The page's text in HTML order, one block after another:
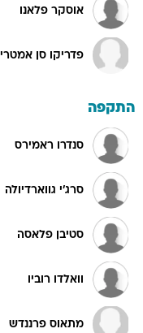
אוסקר פלאנו
פדריקו סן אמטריו
התקפה
סנדרו ראמירס
סרג'י גווארדיולה
סטיבן פלאסה
וואלדו רוביו
מתאוס פרננדש